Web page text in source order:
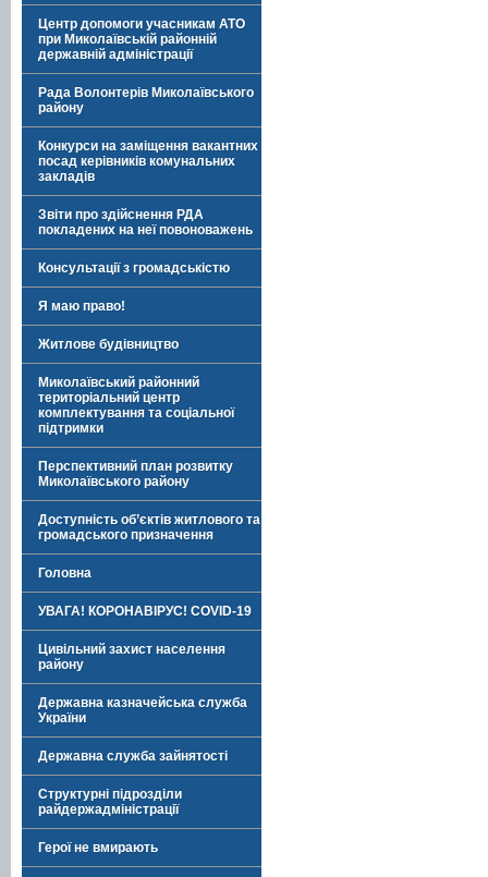
Центр допомоги учасникам АТО
при Миколаївській районній
державній адміністрації
Рада Волонтерів Миколаївського
району
Конкурси на заміщення вакантних
посад керівників комунальних
закладів
Звіти про здійснення РДА
покладених на неї повоноважень
Консультації з громадськістю
Я маю право!
Житлове будівництво
Миколаївський районний
територіальний центр
комплектування та соціальної
підтримки
Перспективний план розвитку
Миколаївського району
Доступність об’єктів житлового та
громадського призначення
Головна
УВАГА! КОРОНАВІРУС! COVID-19
Цивільний захист населення
району
Державна казначейська служба
України
Державна служба зайнятості
Структурні підрозділи
райдержадміністрації
Герої не вмирають